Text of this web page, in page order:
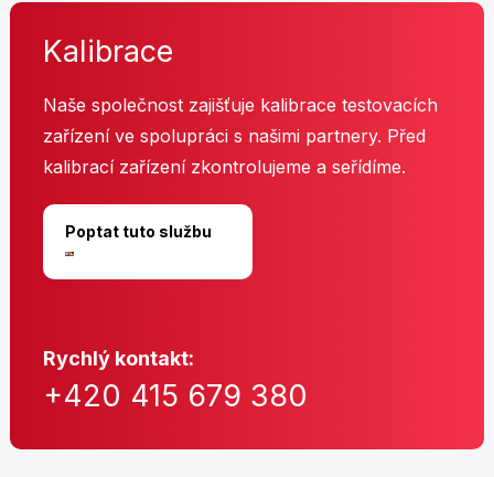
Kalibrace
Naše společnost zajišťuje kalibrace testovacích
zařízení ve spolupráci s našimi partnery. Před
kalibrací zařízení zkontrolujeme a seřídíme.
Poptat tuto službu
Rychlý kontakt:
+420 415 679 380